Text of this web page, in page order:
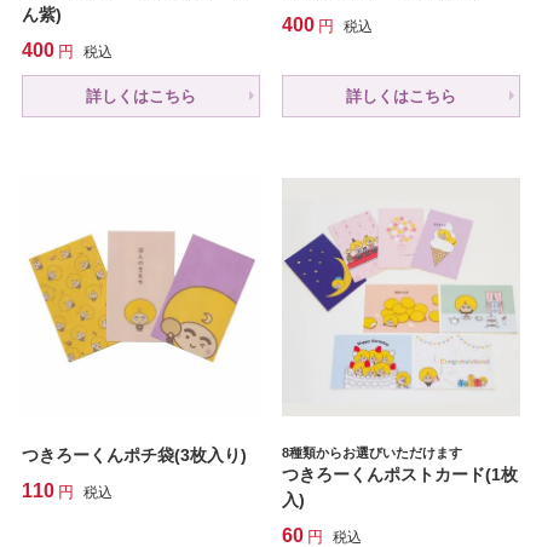
ん紫)
400 税込
詳しくはこちら
400 税込
詳しくはこちら
つきろーくんポチ袋(3枚入り)
110 税込
8種類からお選びいただけます
つきろーくんポストカード(1枚
入)
60 税込